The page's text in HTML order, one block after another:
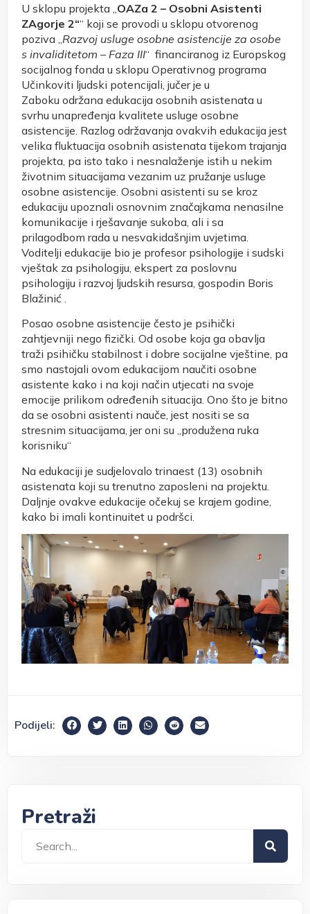
U sklopu projekta „ OAZa 2 – Osobni Asistenti
ZAgorje 2““ koji se provodi u sklopu otvorenog
poziva „ Razvoj usluge osobne asistencije za osobe
s invaliditetom – Faza III“ financiranog iz Europskog
socijalnog fonda u sklopu Operativnog programa
Učinkoviti ljudski potencijali, jučer je u
Zaboku održana edukacija osobnih asistenata u
svrhu unapređenja kvalitete usluge osobne
asistencije. Razlog održavanja ovakvih edukacija jest
velika fluktuacija osobnih asistenata tijekom trajanja
projekta, pa isto tako i nesnalaženje istih u nekim
životnim situacijama vezanim uz pružanje usluge
osobne asistencije. Osobni asistenti su se kroz
edukaciju upoznali osnovnim značajkama nenasilne
komunikacije i rješavanje sukoba, ali i sa
prilagodbom rada u nesvakidašnjim uvjetima.
Voditelji edukacije bio je profesor psihologije i sudski
vještak za psihologiju, ekspert za poslovnu
psihologiju i razvoj ljudskih resursa, gospodin Boris
Blažinić .
Posao osobne asistencije često je psihički
zahtjevniji nego fizički. Od osobe koja ga obavlja
traži psihičku stabilnost i dobre socijalne vještine, pa
smo nastojali ovom edukacijom naučiti osobne
asistente kako i na koji način utjecati na svoje
emocije prilikom određenih situacija. Ono što je bitno
da se osobni asistenti nauče, jest nositi se sa
stresnim situacijama, jer oni su „produžena ruka
korisniku“
Na edukaciji je sudjelovalo trinaest (13) osobnih
asistenata koji su trenutno zaposleni na projektu.
Daljnje ovakve edukacije očekuj se krajem godine,
kako bi imali kontinuitet u podršci.
Podijeli:
Pretraži